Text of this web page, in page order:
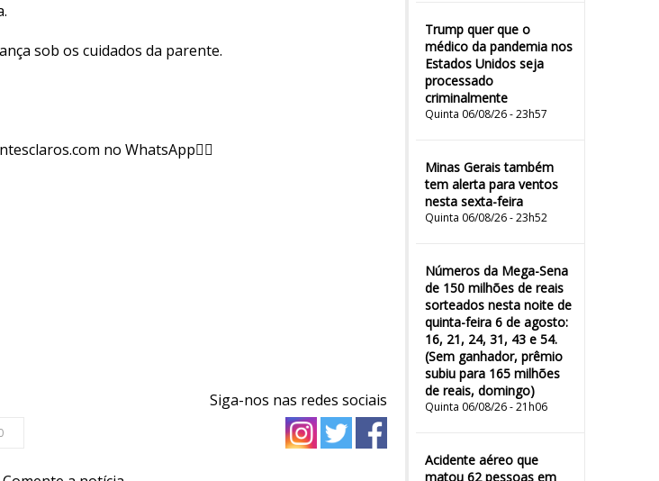
Trump quer que o
médico da pandemia nos
Estados Unidos seja
processado
criminalmente
Quinta 06/08/26 - 23h57
Minas Gerais também
tem alerta para ventos
nesta sexta-feira
Quinta 06/08/26 - 23h52
Números da Mega-Sena
de 150 milhões de reais
sorteados nesta noite de
quinta-feira 6 de agosto:
16, 21, 24, 31, 43 e 54.
(Sem ganhador, prêmio
subiu para 165 milhões
de reais, domingo)
Quinta 06/08/26 - 21h06
Acidente aéreo que
matou 62 pessoas em
sob os cuidados da parente.
no WhatsApp👇🏻
Siga-nos nas redes sociais